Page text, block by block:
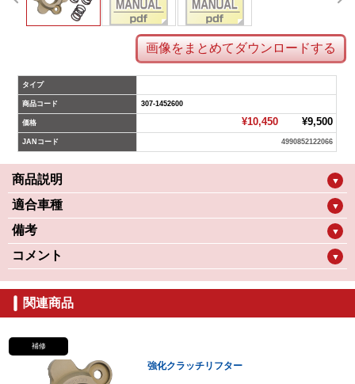
画像をまとめてダウンロードする
タイプ
商品コード 307-1452600
価格 ¥10,450¥9,500
JANコード 4990852122066
商品説明 ▼
適合車種 ▼
備考 ▼
コメント ▼
関連商品
補修
強化クラッチリフター